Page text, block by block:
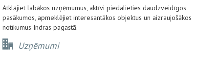
Atklājiet labākos uzņēmumus, aktīvi piedalieties daudzveidīgos
pasākumos, apmeklējiet interesantākos objektus un aizraujošākos
notikumus Indras pagastā.
Uzņēmumi